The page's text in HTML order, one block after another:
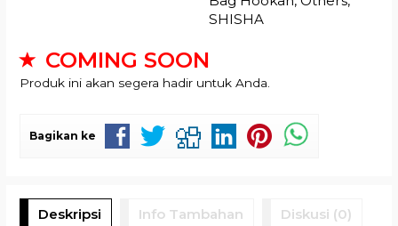
SHISHA
COMING SOON
Produk ini akan segera hadir untuk Anda.
Bagikan ke
Deskripsi Info Tambahan Diskusi (0)